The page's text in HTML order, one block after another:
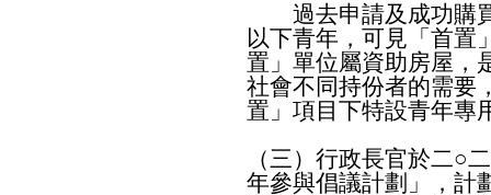
過去申請及成功購買
以下青年，可見「首置
置」單位屬資助房屋，
社會不同持份者的需要
置」項目下特設青年專
（三）行政長官於二○
年參與倡議計劃」，計